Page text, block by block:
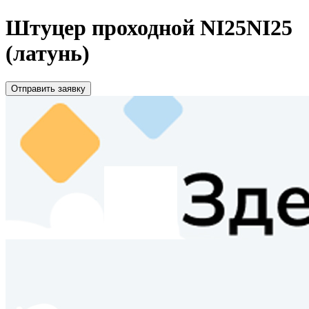
Штуцер проходной NI25NI25
(латунь)
Отправить заявку